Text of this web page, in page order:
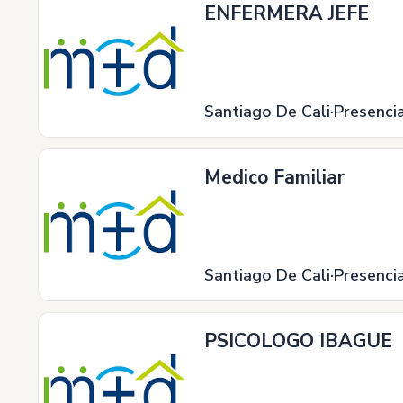
ENFERMERA JEFE
Santiago De Cali
Medico Familiar
Santiago De Cali
PSICOLOGO IBAGUE